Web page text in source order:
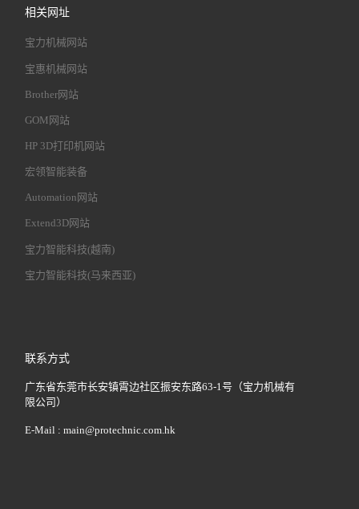
相关网址
宝力机械网站
宝惠机械网站
Brother网站
GOM网站
HP 3D打印机网站
宏领智能装备
Automation网站
Extend3D网站
宝力智能科技(越南)
宝力智能科技(马来西亚)
联系方式
广东省东莞市长安镇霄边社区振安东路63-1号（宝力机械有
限公司）
E-Mail :main@protechnic.com.hk